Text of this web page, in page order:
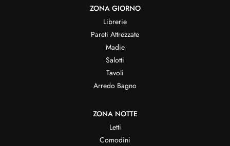
ZONA GIORNO
Librerie
Pareti Attrezzate
Madie
Salotti
Tavoli
Arredo Bagno
ZONA NOTTE
Letti
Comodini